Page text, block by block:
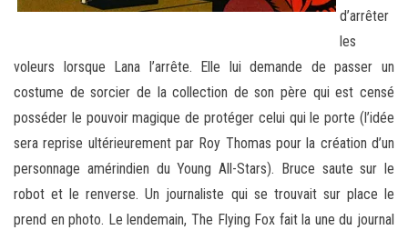
d’arrêter
les
voleurs lorsque Lana l’arrête. Elle lui demande de passer un
costume de sorcier de la collection de son père qui est censé
posséder le pouvoir magique de protéger celui qui le porte (l’idée
sera reprise ultérieurement par Roy Thomas pour la création d’un
personnage amérindien du Young All-Stars). Bruce saute sur le
robot et le renverse. Un journaliste qui se trouvait sur place le
prend en photo. Le lendemain, The Flying Fox fait la une du journal